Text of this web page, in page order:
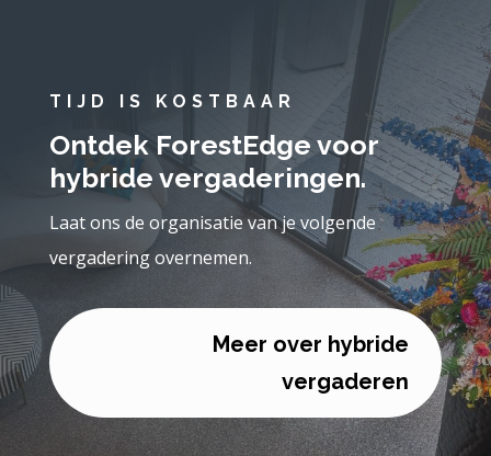
TIJD IS KOSTBAAR
Ontdek ForestEdge voor
hybride vergaderingen.
Laat ons de organisatie van je volgende
vergadering overnemen.
Meer over hybride
vergaderen